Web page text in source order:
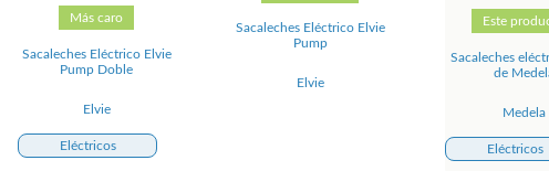
Más caro
Sacaleches Eléctrico Elvie
Pump Doble
Elvie
Eléctricos
Sacaleches Eléctrico Elvie
Pump
Elvie
Este
Sacaleches
de
Medela
Eléctricos